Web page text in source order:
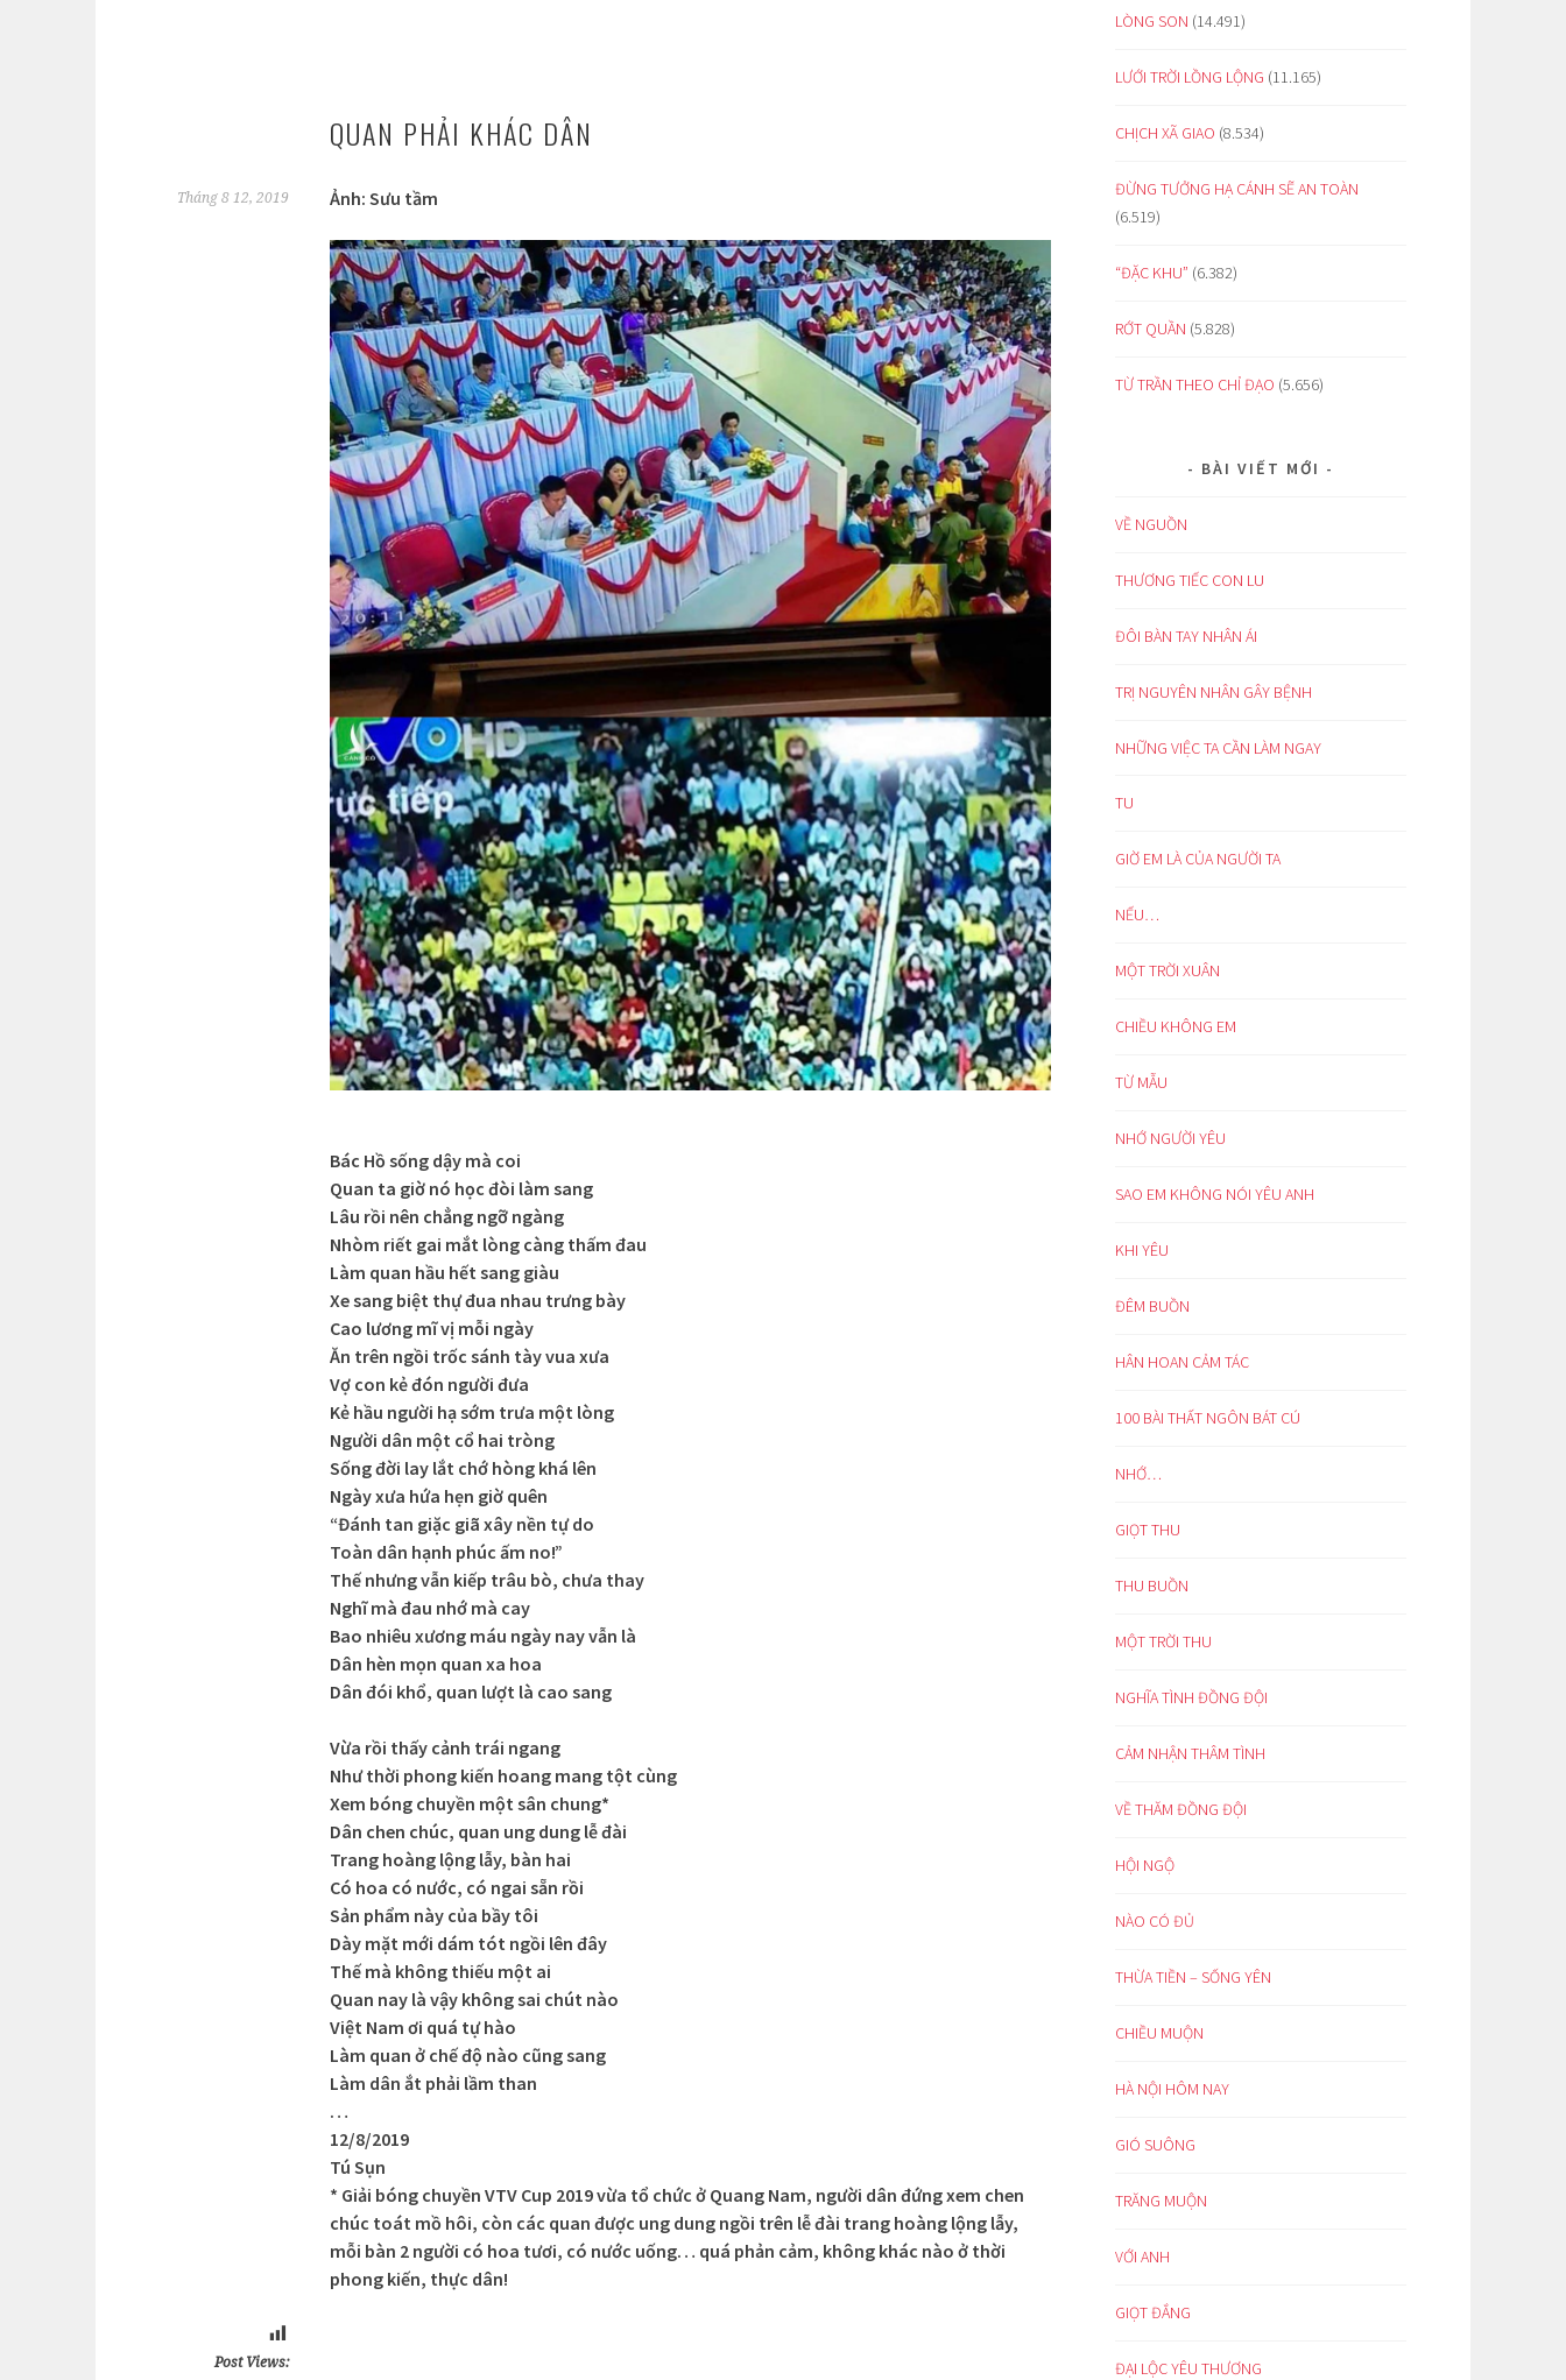
QUAN PHẢI KHÁC DÂN
Tháng 8 12, 2019 Ảnh: Sưu tầm
Bác Hồ sống dậy mà coi
Quan ta giờ nó học đòi làm sang
Lâu rồi nên chẳng ngỡ ngàng
Nhòm riết gai mắt lòng càng thấm đau
Làm quan hầu hết sang giàu
Xe sang biệt thự đua nhau trưng bày
Cao lương mĩ vị mỗi ngày
Ăn trên ngồi trốc sánh tày vua xưa
Vợ con kẻ đón người đưa
Kẻ hầu người hạ sớm trưa một lòng
Người dân một cổ hai tròng
Sống đời lay lắt chớ hòng khá lên
Ngày xưa hứa hẹn giờ quên
“Đánh tan giặc giã xây nền tự do
Toàn dân hạnh phúc ấm no!”
Thế nhưng vẫn kiếp trâu bò, chưa thay
Nghĩ mà đau nhớ mà cay
Bao nhiêu xương máu ngày nay vẫn là
Dân hèn mọn quan xa hoa
Dân đói khổ, quan lượt là cao sang
Vừa rồi thấy cảnh trái ngang
Như thời phong kiến hoang mang tột cùng
Xem bóng chuyền một sân chung*
Dân chen chúc, quan ung dung lễ đài
Trang hoàng lộng lẫy, bàn hai
Có hoa có nước, có ngai sẵn rồi
Sản phẩm này của bầy tôi
Dày mặt mới dám tót ngồi lên đây
Thế mà không thiếu một ai
Quan nay là vậy không sai chút nào
Việt Nam ơi quá tự hào
Làm quan ở chế độ nào cũng sang
Làm dân ắt phải lầm than
…
12/8/2019
Tú Sụn
* Giải bóng chuyền VTV Cup 2019 vừa tổ chức ở Quang Nam, người dân đứng xem chen
chúc toát mồ hôi, còn các quan được ung dung ngồi trên lễ đài trang hoàng lộng lẫy,
mỗi bàn 2 người có hoa tươi, có nước uống… quá phản cảm, không khác nào ở thời
phong kiến, thực dân!
Post Views:
LÒNG SON (14.491)
LƯỚI TRỜI LỒNG LỘNG (11.165)
CHỊCH XÃ GIAO (8.534)
ĐỪNG TƯỞNG HẠ CÁNH SẼ AN TOÀN
(6.519)
“ĐẶC KHU” (6.382)
RỚT QUẦN (5.828)
TỪ TRẦN THEO CHỈ ĐẠO (5.656)
BÀI VIẾT MỚI
VỀ NGUỒN
THƯƠNG TIẾC CON LU
ĐÔI BÀN TAY NHÂN ÁI
TRỊ NGUYÊN NHÂN GÂY BỆNH
NHỮNG VIỆC TA CẦN LÀM NGAY
TU
GIỜ EM LÀ CỦA NGƯỜI TA
NẾU…
MỘT TRỜI XUÂN
CHIỀU KHÔNG EM
TỪ MẪU
NHỚ NGƯỜI YÊU
SAO EM KHÔNG NÓI YÊU ANH
KHI YÊU
ĐÊM BUỒN
HÂN HOAN CẢM TÁC
100 BÀI THẤT NGÔN BÁT CÚ
NHỚ…
GIỌT THU
THU BUỒN
MỘT TRỜI THU
NGHĨA TÌNH ĐỒNG ĐỘI
CẢM NHẬN THÂM TÌNH
VỀ THĂM ĐỒNG ĐỘI
HỘI NGỘ
NÀO CÓ ĐỦ
THỪA TIỀN – SỐNG YÊN
CHIỀU MUỘN
HÀ NỘI HÔM NAY
GIÓ SUÔNG
TRĂNG MUỘN
VỚI ANH
GIỌT ĐẮNG
ĐẠI LỘC YÊU THƯƠNG